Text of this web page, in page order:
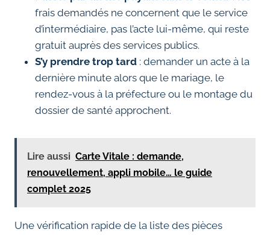
frais demandés ne concernent que le service
d’intermédiaire, pas l’acte lui-même, qui reste
gratuit auprès des services publics.
S’y prendre trop tard : demander un acte à la
dernière minute alors que le mariage, le
rendez-vous à la préfecture ou le montage du
dossier de santé approchent.
Lire aussi Carte Vitale : demande,
renouvellement, appli mobile… le guide
complet 2025
Une vérification rapide de la liste des pièces